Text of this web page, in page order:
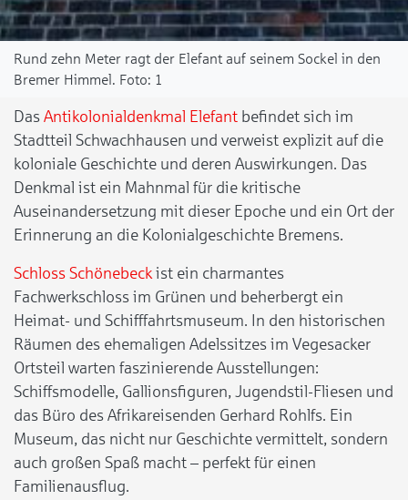
Rund zehn Meter ragt der Elefant auf seinem Sockel in den
Bremer Himmel.
1
Das Antikolonialdenkmal Elefant befindet sich im
Stadtteil Schwachhausen und verweist explizit auf die
koloniale Geschichte und deren Auswirkungen. Das
Denkmal ist ein Mahnmal für die kritische
Auseinandersetzung mit dieser Epoche und ein Ort der
Erinnerung an die Kolonialgeschichte Bremens.
Schloss Schönebeckist ein charmantes
Fachwerkschloss im Grünen und beherbergt ein
Heimat- und Schifffahrtsmuseum. In den historischen
Räumen des ehemaligen Adelssitzes im Vegesacker
Ortsteil warten faszinierende Ausstellungen:
Schiffsmodelle, Gallionsfiguren, Jugendstil-Fliesen und
das Büro des Afrikareisenden Gerhard Rohlfs. Ein
Museum, das nicht nur Geschichte vermittelt, sondern
auch großen Spaß macht – perfekt für einen
Familienausflug.